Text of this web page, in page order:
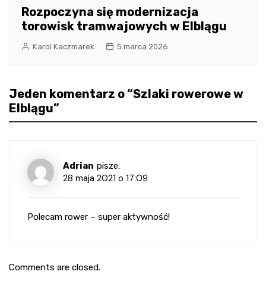
Rozpoczyna się modernizacja
torowisk tramwajowych w Elblągu
Karol Kaczmarek 5 marca 2026
Jeden komentarz o “Szlaki rowerowe w
Elblągu”
Adrian pisze:
28 maja 2021 o 17:09
Polecam rower – super aktywność!
Comments are closed.